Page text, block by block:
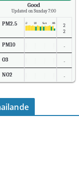
Good
Updated on Sunday 7:00
PM2.5
2
2
PM10 -
O3 -
NO2 -
Temp.